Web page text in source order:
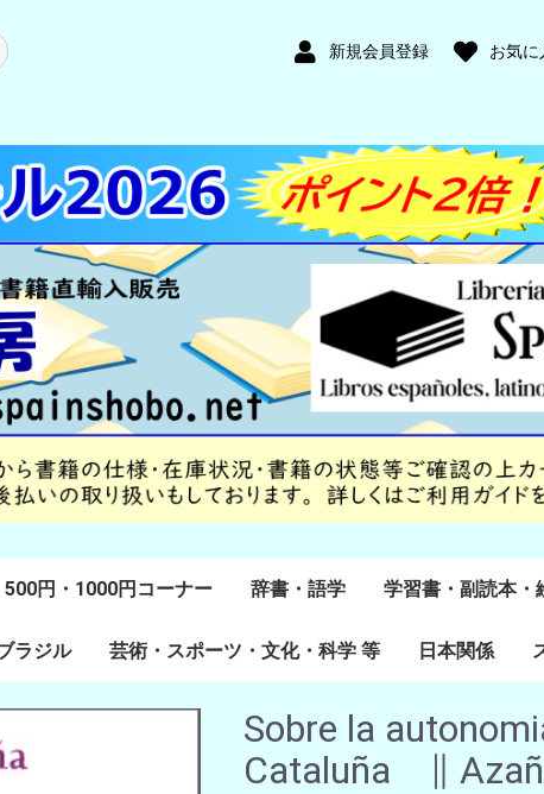
新規会員登録 お気に
500円・1000円コーナー 辞書・語学
スペイン語
ポルトガル語
Lenguas Ibericas
Lenguas Indigenas
スペインの教科書
その他
学習書・副読本・
学習教材
副読本教材
絵本・児童書
ラジル 芸術・スポーツ・文化・科学 等
美術
音楽・舞踊
スポーツ
演劇・映画
料理・食文化
マンガ・コミック
その他
日本関係
Sobre la
Cataluña ∥